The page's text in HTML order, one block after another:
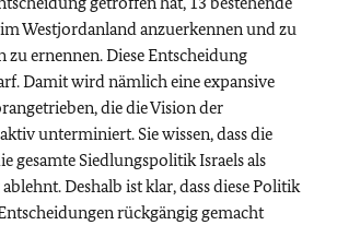
Westjordanland anzuerkennen und zu
zu ernennen. Diese Entscheidung
Damit wird nämlich eine expansive
die die Vision der
unterminiert. Sie wissen, dass die
gesamte Siedlungspolitik Israels als
Deshalb ist klar, dass diese Politik
rückgängig gemacht